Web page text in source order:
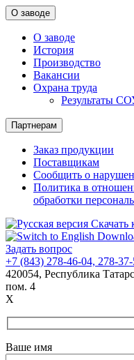
О заводе
О заводе
История
Производство
Вакансии
Охрана труда
Результаты
Партнерам
Заказ продукции
Поставщикам
Сообщить о
Политика в
обработки
Скачать
Задать вопрос
+7 (843) 278-46-04, 278-
420054, Республика
пом. 4
X
Ваше имя